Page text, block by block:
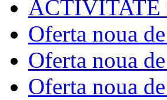
ACTIVITATE
Oferta noua
Oferta noua
Oferta noua